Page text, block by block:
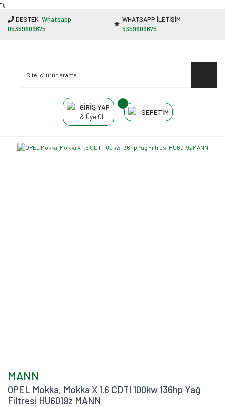
"');
DESTEK Whatsapp
05359609675
WHATSAPP İLETİŞİM
5359609675
GİRİŞ YAP
& Üye Ol
SEPETİM
MANN
OPEL Mokka, Mokka X 1.6 CDTI 100kw 136hp Yağ
Filtresi HU6019z MANN